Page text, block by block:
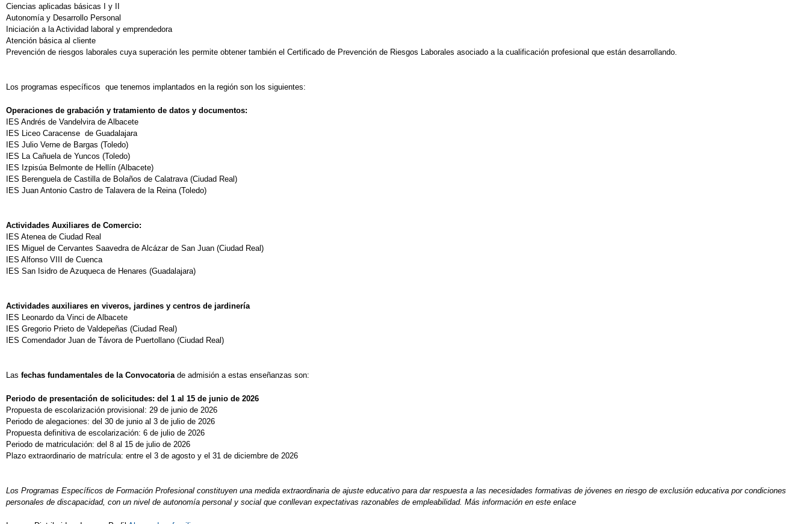
Ciencias aplicadas básicas I y II
Autonomía y Desarrollo Personal
Iniciación a la Actividad laboral y emprendedora
Atención básica al cliente
Prevención de riesgos laborales cuya superación les permite obtener también el Certificado de Prevención de Riesgos Laborales asociado a la cualificación profesional que están desarrollando.
Los programas específicos que tenemos implantados en la región son los siguientes:
Operaciones de grabación y tratamiento de datos y documentos:
IES Andrés de Vandelvira de Albacete
IES Liceo Caracense de Guadalajara
IES Julio Verne de Bargas (Toledo)
IES La Cañuela de Yuncos (Toledo)
IES Izpisúa Belmonte de Hellín (Albacete)
IES Berenguela de Castilla de Bolaños de Calatrava (Ciudad Real)
IES Juan Antonio Castro de Talavera de la Reina (Toledo)
Actividades Auxiliares de Comercio:
IES Atenea de Ciudad Real
IES Miguel de Cervantes Saavedra de Alcázar de San Juan (Ciudad Real)
IES Alfonso VIII de Cuenca
IES San Isidro de Azuqueca de Henares (Guadalajara)
Actividades auxiliares en viveros, jardines y centros de jardinería
IES Leonardo da Vinci de Albacete
IES Gregorio Prieto de Valdepeñas (Ciudad Real)
IES Comendador Juan de Távora de Puertollano (Ciudad Real)
Las fechas fundamentales de la Convocatoria de admisión a estas enseñanzas son:
Periodo de presentación de solicitudes: del 1 al 15 de junio de 2026
Propuesta de escolarización provisional: 29 de junio de 2026
Periodo de alegaciones: del 30 de junio al 3 de julio de 2026
Propuesta definitiva de escolarización: 6 de julio de 2026
Periodo de matriculación: del 8 al 15 de julio de 2026
Plazo extraordinario de matrícula: entre el 3 de agosto y el 31 de diciembre de 2026
Los Programas Específicos de Formación Profesional constituyen una medida extraordinaria de ajuste educativo para dar respuesta a las necesidades formativas de jóvenes en riesgo de exclusión educativa por condiciones
personales de discapacidad, con un nivel de autonomía personal y social que conllevan expectativas razonables de empleabilidad. Más información en este enlace